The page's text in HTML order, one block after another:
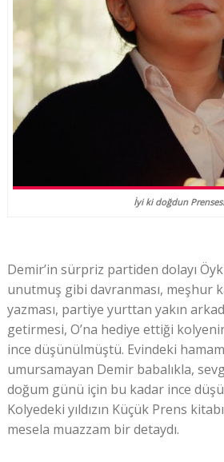
İyi ki doğdun Prenses!
Demir’in sürpriz partiden dolayı
unutmuş gibi davranması, meşhur
yazması, partiye yurttan yakın
getirmesi, O’na hediye ettiği
ince düşünülmüştü. Evindeki
umursamayan Demir babalıkla,
doğum günü için bu kadar ince
Kolyedeki yıldızın Küçük Prens
mesela muazzam bir detaydı.